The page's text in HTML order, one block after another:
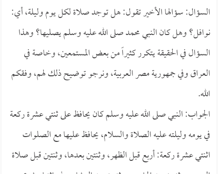
السؤال: سؤالها الأخير تقول: هل توجد صلاة لكل يوم وليلة، أي:
نوافل؟ وهل كان النبي محمد صلى الله عليه وسلم يصليها؟ وهذا
السؤال في الحقيقة يتكرر كثيراً من بعض المستمعين، وخاصة في
العراق وفي جمهورية مصر العربية، ونرجو توضيح ذلك لهم، وفقكم
الله.
الجواب: النبي صلى الله عليه وسلم كان يحافظ على ثنتي عشرة ركعة
في يومه وليلته عليه الصلاة والسلام، يحافظ عليها مع الصلوات
اثنتي عشرة ركعة: أربع قبل الظهر، وثنتين بعدها، وثنتين قبل صلاة